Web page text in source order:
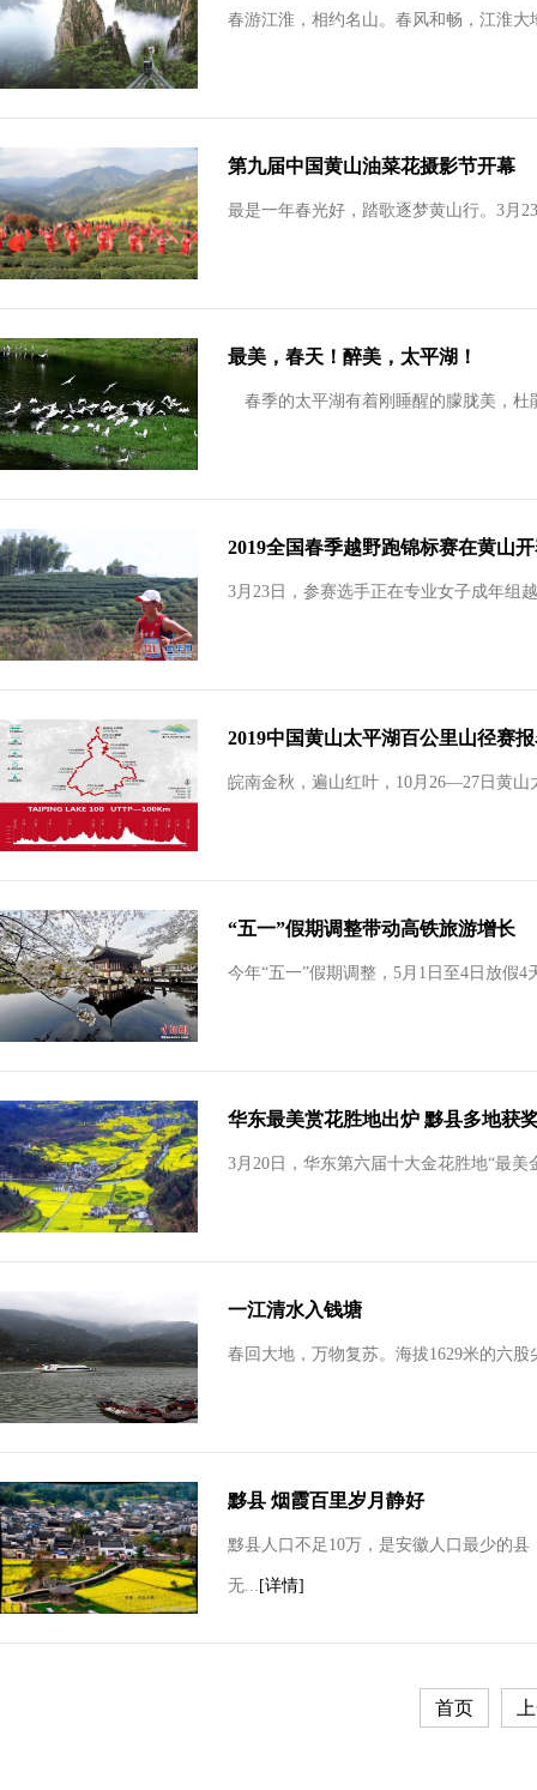
春游江淮，相约名山。春风和畅，江淮
第九届中国黄山油菜花摄影节开幕
最是一年春光好，踏歌逐梦黄山行。3月
最美，春天！醉美，太平湖！
春季的太平湖有着刚睡醒的朦胧美，杜
2019全国春季越野跑锦标赛在黄山
3月23日，参赛选手正在专业女子成年组
2019中国黄山太平湖百公里山径赛
皖南金秋，遍山红叶，10月26—27日黄
“五一”假期调整带动高铁旅游增长
今年“五一”假期调整，5月1日至4日放假
华东最美赏花胜地出炉 黟县多地获
3月20日，华东第六届十大金花胜地“最
一江清水入钱塘
春回大地，万物复苏。海拔1629米的六
黟县 烟霞百里岁月静好
黟县人口不足10万，是安徽人口最少的
无... [详情]
首页